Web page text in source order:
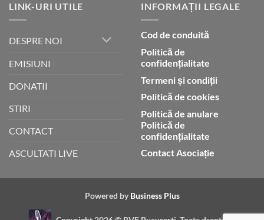
LINK-URI UTILE
DESPRE NOI
EMISIUNI
DONATII
STIRI
CONTACT
ASCULTATI LIVE
INFORMAȚII LEGALE
Cod de conduită
Politică de
confidențialitate
Termeni și condiții
Politică de cookies
Politică de anulare
Politică de
confidențialitate
Contact Asociație
Powered by Business Plus